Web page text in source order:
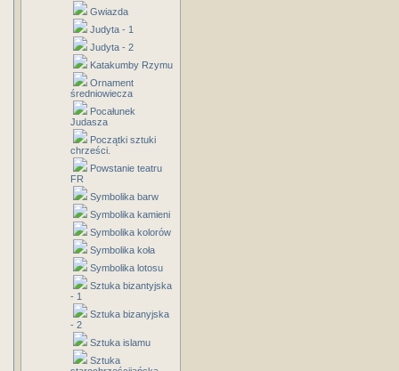
Gwiazda
Judyta - 1
Judyta - 2
Katakumby Rzymu
Ornament
średniowiecza
Pocałunek
Judasza
Początki sztuki
chrześci.
Powstanie teatru
FR
Symbolika barw
Symbolika kamieni
Symbolika kolorów
Symbolika koła
Symbolika lotosu
Sztuka bizantyjska
- 1
Sztuka bizanyjska
- 2
Sztuka islamu
Sztuka